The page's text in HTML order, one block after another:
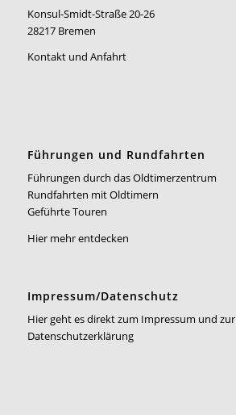
Konsul-Smidt-Straße 20-26
28217 Bremen
Kontakt und Anfahrt
Führungen und Rundfahrten
Führungen durch das Oldtimerzentrum
Rundfahrten mit Oldtimern
Geführte Touren
Hier mehr entdecken
Impressum/Datenschutz
Hier geht es direkt zum Impressum und zur
Datenschutzerklärung